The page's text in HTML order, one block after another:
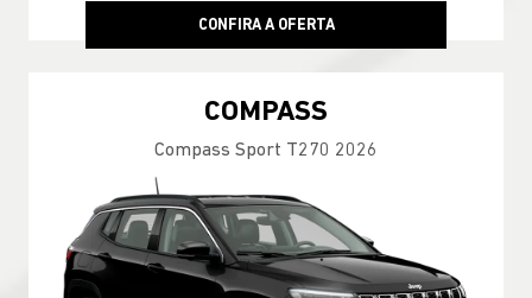
CONFIRA A OFERTA
COMPASS
Compass Sport T270 2026